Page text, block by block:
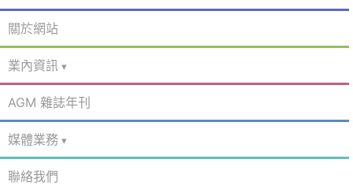
關於網站
業內資訊
AGM 雜誌年刊
媒體業務
聯絡我們